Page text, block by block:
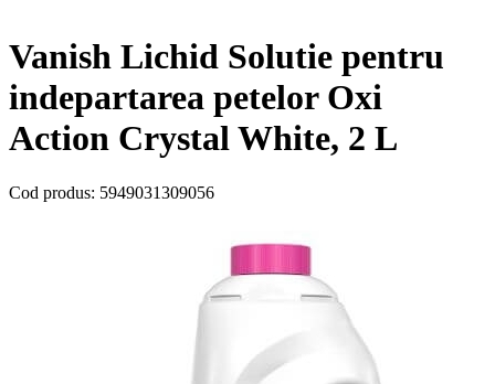
Vanish Lichid Solutie pentru
indepartarea petelor Oxi
Action Crystal White, 2 L
Cod produs: 5949031309056